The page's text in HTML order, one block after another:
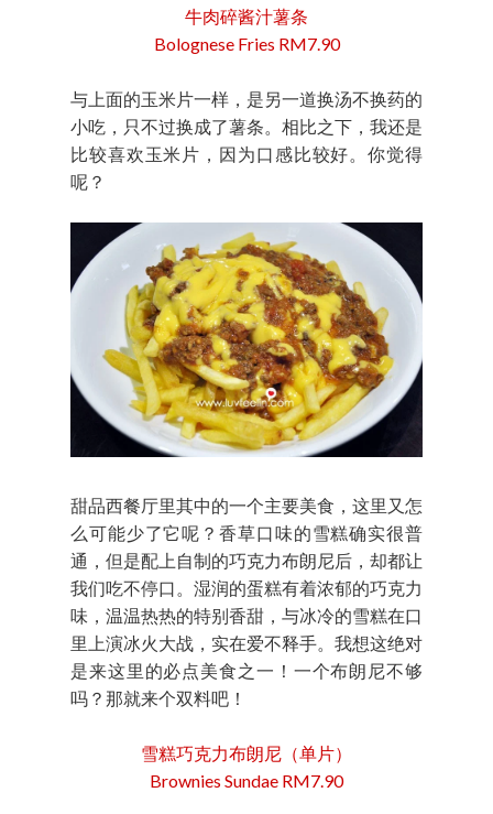
牛肉碎酱汁薯条
Bolognese Fries RM7.90
与上面的玉米片一样，是另一道换汤不换药的
小吃，只不过换成了薯条。相比之下，我还是
比较喜欢玉米片，因为口感比较好。你觉得
呢？
甜品西餐厅里其中的一个主要美食，这里又怎
么可能少了它呢？香草口味的雪糕确实很普
通，但是配上自制的巧克力布朗尼后，却都让
我们吃不停口。湿润的蛋糕有着浓郁的巧克力
味，温温热热的特别香甜，与冰冷的雪糕在口
里上演冰火大战，实在爱不释手。我想这绝对
是来这里的必点美食之一！一个布朗尼不够
吗？那就来个双料吧！
雪糕巧克力布朗尼（单片）
Brownies Sundae RM7.90